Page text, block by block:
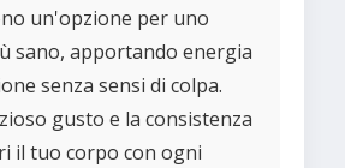
un'opzione per uno
sano, apportando energia
senza sensi di colpa.
gusto e la consistenza
il tuo corpo con ogni